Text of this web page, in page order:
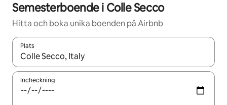
Semesterboende i Colle Secco
Hitta och boka unika boenden på Airbnb
Plats
När resultaten är tillgängliga kan du navigera med upp- och
Incheckning